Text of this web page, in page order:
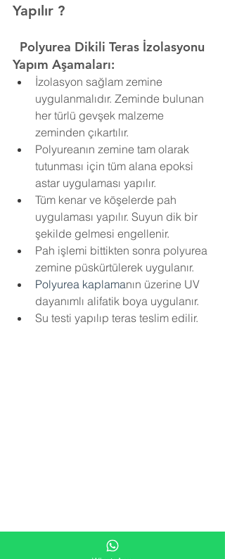
Yapılır ?
  Polyurea
Dikili Teras İzolasyonu
Yapım Aşamaları:
İzolasyon sağlam zemine
uygulanmalıdır. Zeminde bulunan
her türlü gevşek malzeme
zeminden çıkartılır.
Polyureanın zemine tam olarak
tutunması için tüm alana epoksi
astar uygulaması yapılır.
Tüm kenar ve köşelerde pah
uygulaması yapılır. Suyun dik bir
şekilde gelmesi engellenir.
Pah işlemi bittikten sonra polyurea
zemine püskürtülerek uygulanır.
Polyurea kaplamanın üzerine UV
dayanımlı alifatik boya uygulanır.
Su testi yapılıp teras teslim edilir.